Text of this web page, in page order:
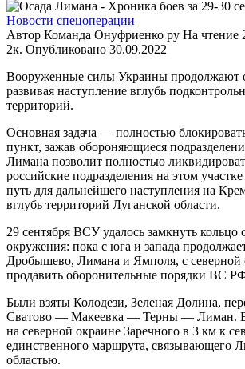
Новости спецоперации
Автор Команда Онуфриенко ру На чтение
2к. Опубликовано 30.09.2022
Вооруженные силы Украины продолжают
развивая наступление вглубь
территорий.
Основная задача — полностью
пункт, зажав обороняющиеся
Лимана позволит полностью
российские подразделения на этом
путь для дальнейшего наступления на
вглубь территорий Луганской области.
29 сентября ВСУ удалось замкнуть кольцо
окружения: пока с юга и запада
Дробышево, Лимана и Ямполя, с северной
продавить оборонительные порядки ВС
Были взяты Колодези, Зеленая Долина,
Сватово — Макеевка — Терны — Лиман.
на северной окраине Заречного в 3 км к
единственного маршрута, связывающего
областью.